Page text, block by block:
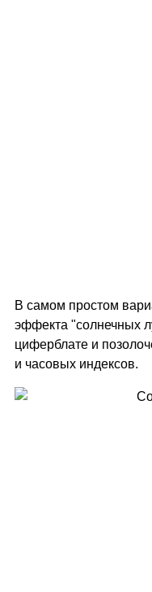
В самом простом
эффекта "солнечных
циферблате и
и часовых индексов.